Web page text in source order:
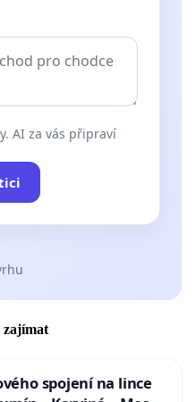
AI za vás připraví
zajímat
spojení na lince